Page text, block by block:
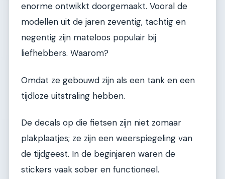
enorme ontwikkt doorgemaakt. Vooral de
modellen uit de jaren zeventig, tachtig en
negentig zijn mateloos populair bij
liefhebbers. Waarom?
Omdat ze gebouwd zijn als een tank en een
tijdloze uitstraling hebben.
De decals op die fietsen zijn niet zomaar
plakplaatjes; ze zijn een weerspiegeling van
de tijdgeest. In de beginjaren waren de
stickers vaak sober en functioneel.